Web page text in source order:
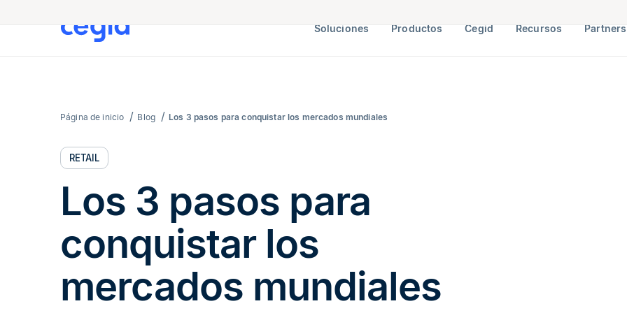
Soluciones Productos Cegid Recursos Partners
Página de inicio Blog Los 3 pasos para conquistar los mercados mundiales
RETAIL
Los 3 pasos para
conquistar los
mercados mundiales